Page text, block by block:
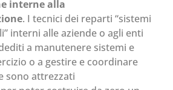
interne alla
. I tecnici dei reparti “sistemi
interni alle aziende o agli enti
a manutenere sistemi e
o a gestire e coordinare
sono attrezzati